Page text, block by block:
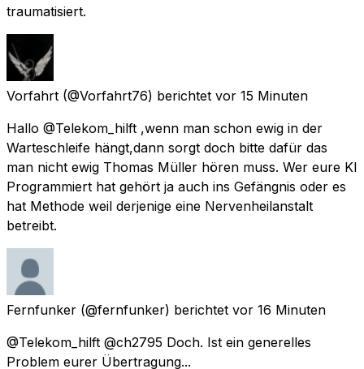
traumatisiert.
Vorfahrt (@Vorfahrt76) berichtet vor 15 Minuten
Hallo @Telekom_hilft ,wenn man schon ewig in der
Warteschleife hängt,dann sorgt doch bitte dafür das
man nicht ewig Thomas Müller hören muss. Wer eure KI
Programmiert hat gehört ja auch ins Gefängnis oder es
hat Methode weil derjenige eine Nervenheilanstalt
betreibt.
Fernfunker (@fernfunker) berichtet vor 16 Minuten
@Telekom_hilft @ch2795 Doch. Ist ein generelles
Problem eurer Übertragung...